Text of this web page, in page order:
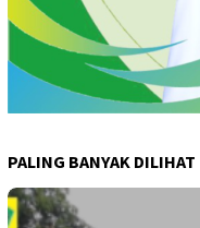
PALING BANYAK DILIHAT